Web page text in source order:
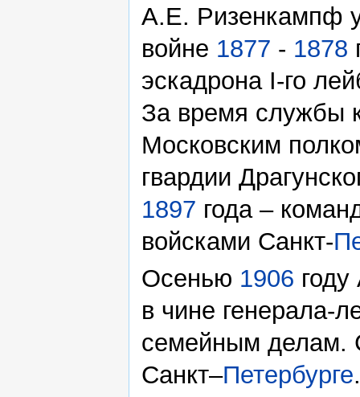
А.Е. Ризенкампф
войне 1877 - 1878
эскадрона I-го
За время службы
Московским
гвардии
1897 года –
войсками Санкт-
Осенью 1906
в чине генерала-
семейным делам.
Санкт–Петербурге